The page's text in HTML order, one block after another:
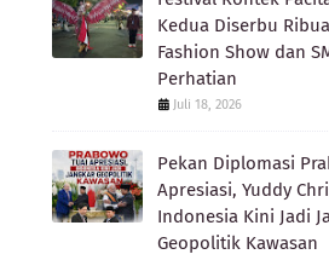
Kedua Diserbu
Fashion Show dan
Perhatian
Juli 18, 2026
Pekan Diplomasi
Apresiasi, Yuddy
Indonesia Kini Jadi
Geopolitik Kawasan